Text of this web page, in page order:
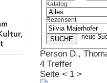
Katalog
Rezensent
neue
Person D.,
4 Treffer
Seite < 1 >